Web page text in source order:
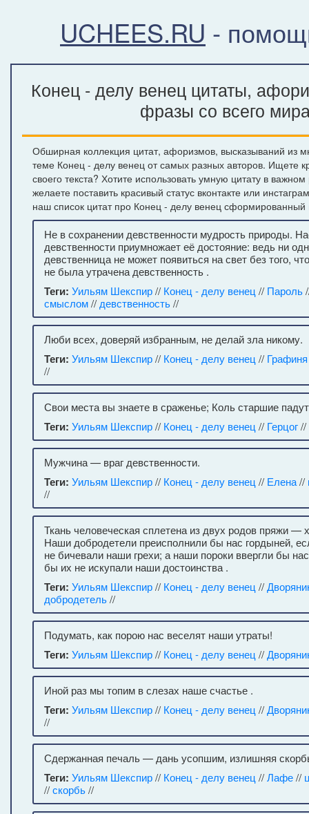
UCHEES.RU -
Конец - делу венец цитаты,
фразы со всего
Обширная коллекция цитат, афоризмов, высказываний из
теме Конец - делу венец от самых разных авторов. Ищете
своего текста? Хотите использовать умную цитату в
желаете поставить красивый статус вконтакте или
наш список цитат про Конец - делу венец сформированный
Не в сохранении девственности мудрость природы.
девственности приумножает её достояние: ведь ни
девственница не может появиться на свет без того,
не была утрачена девственность .
Теги: Уильям Шекспир// Конец - делу венец // Пароль
смыслом// девственность//
Люби всех, доверяй избранным, не делай зла никому.
Теги: Уильям Шекспир// Конец - делу венец // Графиня
//
Свои места вы знаете в сраженье; Коль старшие
Теги: Уильям Шекспир// Конец - делу венец // Герцог//
Мужчина — враг девственности.
Теги: Уильям Шекспир// Конец - делу венец // Елена//
//
Ткань человеческая сплетена из двух родов пряжи —
Наши добродетели преисполнили бы нас гордыней,
не бичевали наши грехи; а наши пороки ввергли бы
бы их не искупали наши достоинства .
Теги: Уильям Шекспир// Конец - делу венец //
добродетель//
Подумать, как порою нас веселят наши утраты!
Теги: Уильям Шекспир// Конец - делу венец //
Иной раз мы топим в слезах наше счастье .
Теги: Уильям Шекспир// Конец - делу венец //
//
Сдержанная печаль — дань усопшим, излишняя
Теги: Уильям Шекспир// Конец - делу венец //Лафе//
//скорбь//